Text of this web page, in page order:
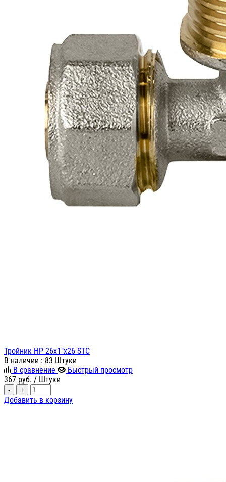
Тройник НР 26х1"х26 STC
В наличии : 83 Штуки
В сравнение
Быстрый просмотр
367 руб. / Штуки
- +
Добавить в корзину